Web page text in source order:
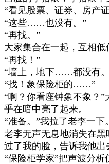
“看见股票、证券、房产
“这些……也没有。 ”
“再找。 ”
大家集合在一起，互相低
“再找！ ”
“墙上，地下……都没有
“找！象保险柜的……”
“啊？你看座钟象不象？ ”
乎在暗中亮了起来。
“准备。 ”我拉了老李一下。
老李无声无息地消失在
过了我的脸，告诉我他出
“保险柜学家”把声波分析